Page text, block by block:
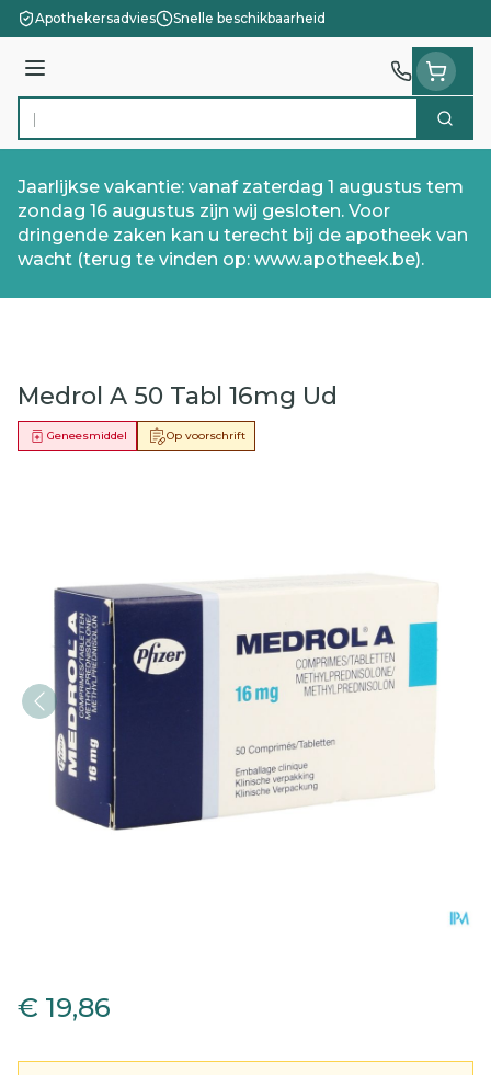
Ga naar de inhoud
Apothekersadvies Snelle beschikbaarheid
Menu
Product, merk, categorie... Zoek
Jaarlijkse vakantie: vanaf zaterdag 1 augustus tem
zondag 16 augustus zijn wij gesloten. Voor
dringende zaken kan u terecht bij de apotheek van
wacht (terug te vinden op: www.apotheek.be).
Medrol A 50 Tabl 16mg Ud
Op voorschrift
Geneesmiddel
€ 19,86